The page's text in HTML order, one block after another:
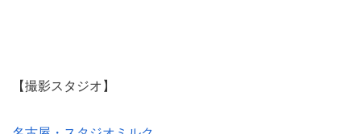
【撮影スタジオ】